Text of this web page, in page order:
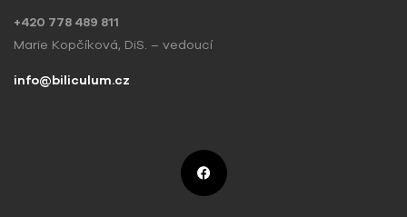
+420 778 489 811
Marie Kopčíková, DiS. – vedoucí
info@biliculum.cz